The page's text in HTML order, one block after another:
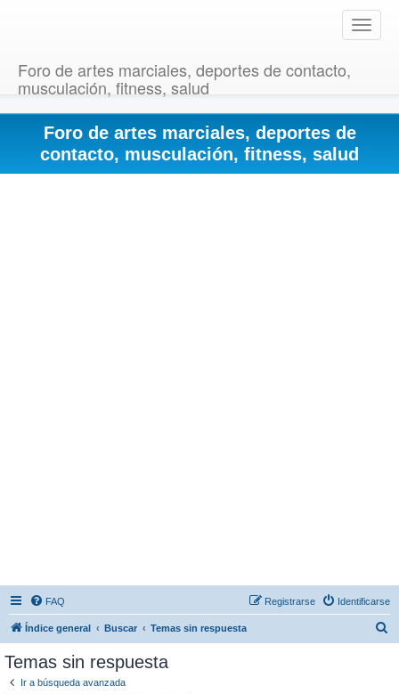
T
o
e
v
Foro de artes marciales, deportes de contacto,
musculación, fitness, salud
Foro de artes marciales, deportes de
contacto, musculación, fitness, salud
FAQ Identificarse
Registrarse
Índice general Buscar Temas sin respuesta
Temas sin respuesta
Ir a búsqueda avanzada